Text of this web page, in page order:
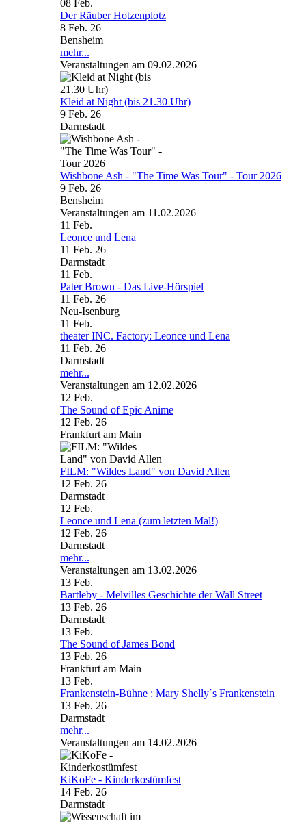
08 Feb.
Der Räuber Hotzenplotz
8 Feb. 26
Bensheim
mehr...
Veranstaltungen am 09.02.2026
Kleid at Night (bis 21.30 Uhr)
9 Feb. 26
Darmstadt
Wishbone Ash - "The Time Was Tour" - Tour 2026
9 Feb. 26
Bensheim
Veranstaltungen am 11.02.2026
11 Feb.
Leonce und Lena
11 Feb. 26
Darmstadt
11 Feb.
Pater Brown - Das Live-Hörspiel
11 Feb. 26
Neu-Isenburg
11 Feb.
theater INC. Factory: Leonce und Lena
11 Feb. 26
Darmstadt
mehr...
Veranstaltungen am 12.02.2026
12 Feb.
The Sound of Epic Anime
12 Feb. 26
Frankfurt am Main
FILM: "Wildes Land" von David Allen
12 Feb. 26
Darmstadt
12 Feb.
Leonce und Lena (zum letzten Mal!)
12 Feb. 26
Darmstadt
mehr...
Veranstaltungen am 13.02.2026
13 Feb.
Bartleby - Melvilles Geschichte der Wall Street
13 Feb. 26
Darmstadt
13 Feb.
The Sound of James Bond
13 Feb. 26
Frankfurt am Main
13 Feb.
Frankenstein-Bühne : Mary Shelly´s Frankenstein
13 Feb. 26
Darmstadt
mehr...
Veranstaltungen am 14.02.2026
KiKoFe - Kinderkostümfest
14 Feb. 26
Darmstadt